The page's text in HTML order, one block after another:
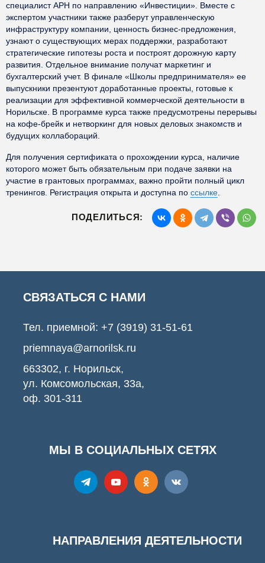
специалист АРН по направлению «Инвестиции». Вместе с
экспертом участники также разберут управленческую
инфраструктуру компании, ценность бизнес-предложения,
узнают о существующих мерах поддержки, разработают
стратегические гипотезы роста и построят дорожную карту
развития. Отдельное внимание получат маркетинг и
бухгалтерский учет. В финале «Школы предпринимателя» ее
выпускники презентуют доработанные проекты, готовые к
реализации для эффективной коммерческой деятельности в
Норильске. В программе курса также предусмотрены перерывы
на кофе-брейк и нетворкинг для новых деловых знакомств и
будущих коллабораций.
Для получения сертификата о прохождении курса, наличие
которого может быть обязательным при подаче заявки на
участие в грантовых программах, важно пройти полный цикл
тренингов. Регистрация открыта и доступна по ссылке
ПОДЕЛИТЬСЯ:
СВЯЗАТЬСЯ С НАМИ
Тел. приемной: +7 (3919) 31-51-61
priemnaya@arnorilsk.ru
663302, г. Норильск,
ул. Комсомольская, 33а,
оф. 301-311
МЫ В СОЦИАЛЬНЫХ СЕТЯХ
НАПРАВЛЕНИЯ ДЕЯТЕЛЬНОСТИ